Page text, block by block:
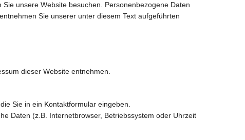
unsere Website besuchen. Personenbezogene Daten
Sie unserer unter diesem Text aufgeführten
dieser Website entnehmen.
Sie in ein Kontaktformular eingeben.
Daten (z.B. Internetbrowser, Betriebssystem oder Uhrzeit